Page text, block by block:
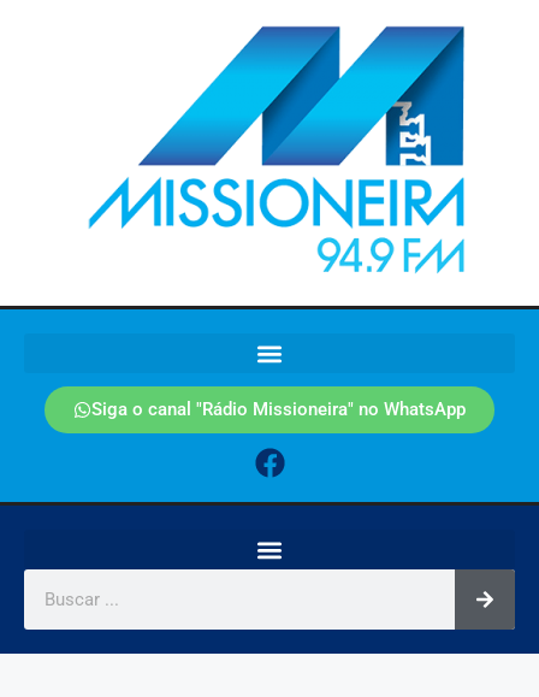
Siga o canal "Rádio Missioneira" no WhatsApp